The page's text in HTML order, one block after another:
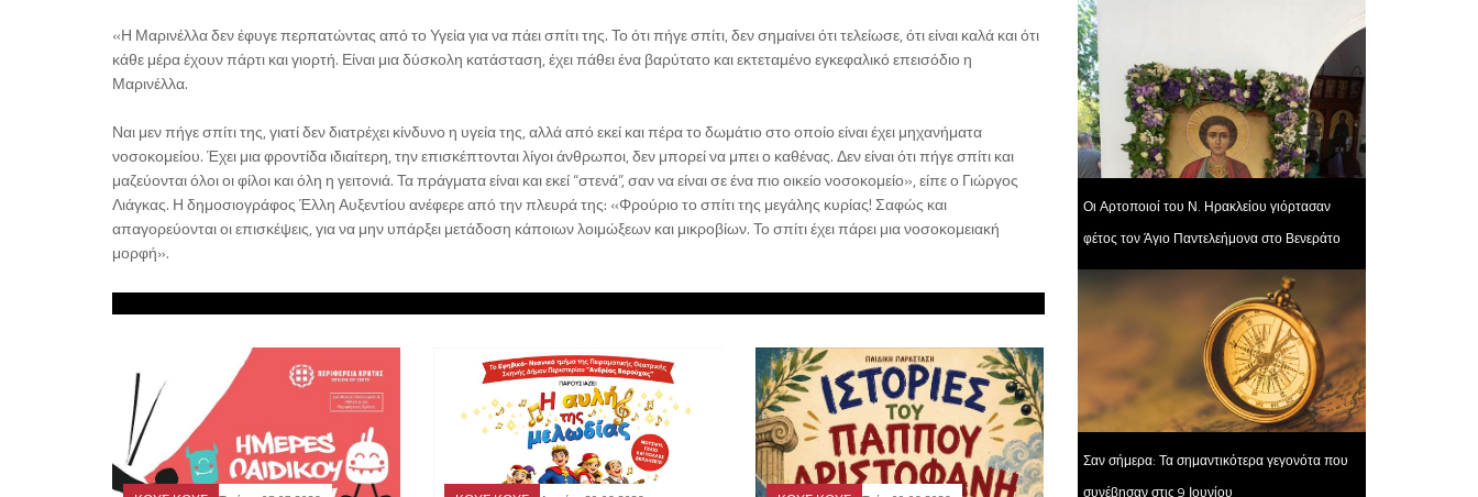
«Η Μαρινέλλα δεν έφυγε περπατώντας από το Υγεία για να πάει σπίτι της. Το ότι πήγε σπίτι, δεν σημαίνει ότι τελείωσε, ότι είναι καλά και ότι
κάθε μέρα έχουν πάρτι και γιορτή. Είναι μια δύσκολη κατάσταση, έχει πάθει ένα βαρύτατο και εκτεταμένο εγκεφαλικό επεισόδιο η
Μαρινέλλα.
Ναι μεν πήγε σπίτι της, γιατί δεν διατρέχει κίνδυνο η υγεία της, αλλά από εκεί και πέρα το δωμάτιο στο οποίο είναι έχει μηχανήματα
νοσοκομείου. Έχει μια φροντίδα ιδιαίτερη, την επισκέπτονται λίγοι άνθρωποι, δεν μπορεί να μπει ο καθένας. Δεν είναι ότι πήγε σπίτι και
μαζεύονται όλοι οι φίλοι και όλη η γειτονιά. Τα πράγματα είναι και εκεί “στενά”, σαν να είναι σε ένα πιο οικείο νοσοκομείο», είπε ο Γιώργος
Λιάγκας. Η δημοσιογράφος Έλλη Αυξεντίου ανέφερε από την πλευρά της: «Φρούριο το σπίτι της μεγάλης κυρίας! Σαφώς και
απαγορεύονται οι επισκέψεις, για να μην υπάρξει μετάδοση κάποιων λοιμώξεων και μικροβίων. Το σπίτι έχει πάρει μια νοσοκομειακή
μορφή».
Οι Αρτοποιοί του Ν. Ηρακλείου γιόρτασαν
φέτος τον Άγιο Παντελεήμονα στο Βενεράτο
Σαν σήμερα: Τα σημαντικότερα γεγονότα που
συνέβησαν στις 9 Ιουνίου